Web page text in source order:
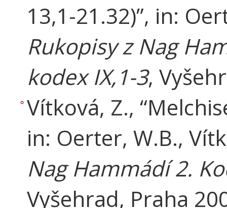
13,1-21.32)”, in:
Rukopisy z Nag
kodex IX,1-3,
Vítková, Z.,
in: Oerter, W.B.,
Nag Hammádí 2.
Vyšehrad, Praha